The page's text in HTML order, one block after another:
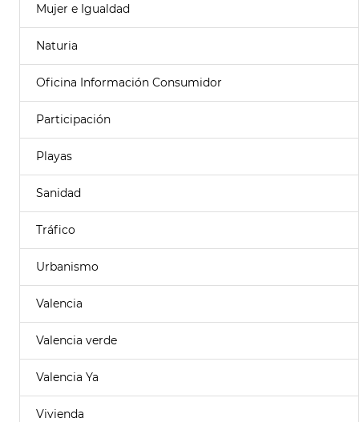
Mujer e Igualdad
Naturia
Oficina Información Consumidor
Participación
Playas
Sanidad
Tráfico
Urbanismo
Valencia
Valencia verde
Valencia Ya
Vivienda